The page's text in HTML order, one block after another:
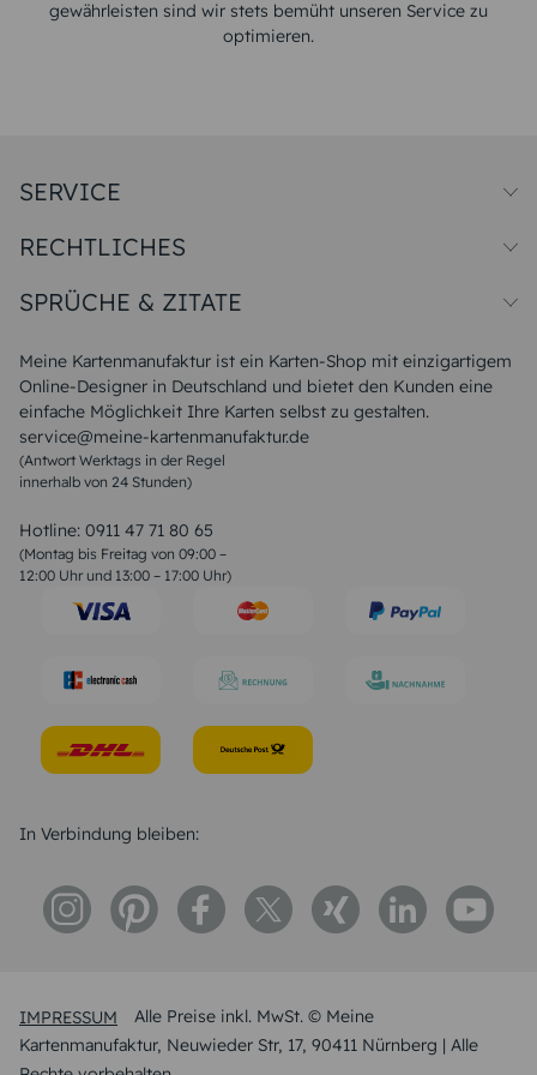
gewährleisten sind wir stets bemüht unseren Service zu
optimieren.
Meine Kartenmanufaktur ist ein Karten-Shop mit einzigartigem
Online-Designer in Deutschland und bietet den Kunden eine
einfache Möglichkeit Ihre Karten selbst zu gestalten.
service@meine-kartenmanufaktur.de
(Antwort Werktags in der Regel
innerhalb von 24 Stunden)
Hotline: 0911 47 71 80 65
(Montag bis Freitag von 09:00 –
12:00 Uhr und 13:00 – 17:00 Uhr)
SERVICE
Papiersorten
Unsere Produktion
Magazin
FAQ
RECHTLICHES
Widerrufsbelehrung
SPRÜCHE & ZITATE
Liebeskummer Sprüche
Sommer Sprüche
Muttertagssprüche
Sprüche zur Hochzeit
Sprüche zur Konfirmation & Kommunion
Weihnachtsgedichte
Liebessprüche
Geburtstagssprüche
Trauersprüche
Konfirmation Glückwünsche
IMPRESSUM
Alle Preise inkl. MwSt. © Meine
Kartenmanufaktur, Neuwieder Str, 17, 90411 Nürnberg | Alle
In Verbindung bleiben: